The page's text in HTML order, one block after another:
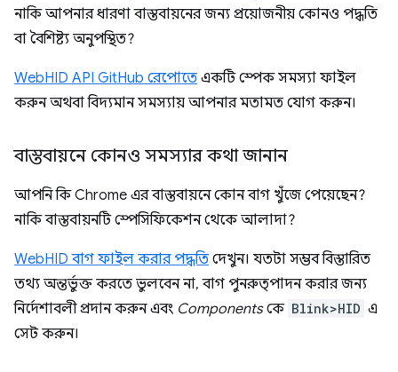
নাকি আপনার ধারণা বাস্তবায়নের জন্য প্রয়োজনীয় কোনও পদ্ধতি
বা বৈশিষ্ট্য অনুপস্থিত?
WebHID API GitHub রেপোতে একটি স্পেক সমস্যা ফাইল
করুন অথবা বিদ্যমান সমস্যায় আপনার মতামত যোগ করুন।
বাস্তবায়নে কোনও সমস্যার কথা জানান
আপনি কি Chrome এর বাস্তবায়নে কোন বাগ খুঁজে পেয়েছেন?
নাকি বাস্তবায়নটি স্পেসিফিকেশন থেকে আলাদা?
WebHID বাগ ফাইল করার পদ্ধতি দেখুন। যতটা সম্ভব বিস্তারিত
তথ্য অন্তর্ভুক্ত করতে ভুলবেন না, বাগ পুনরুত্পাদন করার জন্য
নির্দেশাবলী প্রদান করুন এবং Componentsকে Blink>HID এ
সেট করুন।